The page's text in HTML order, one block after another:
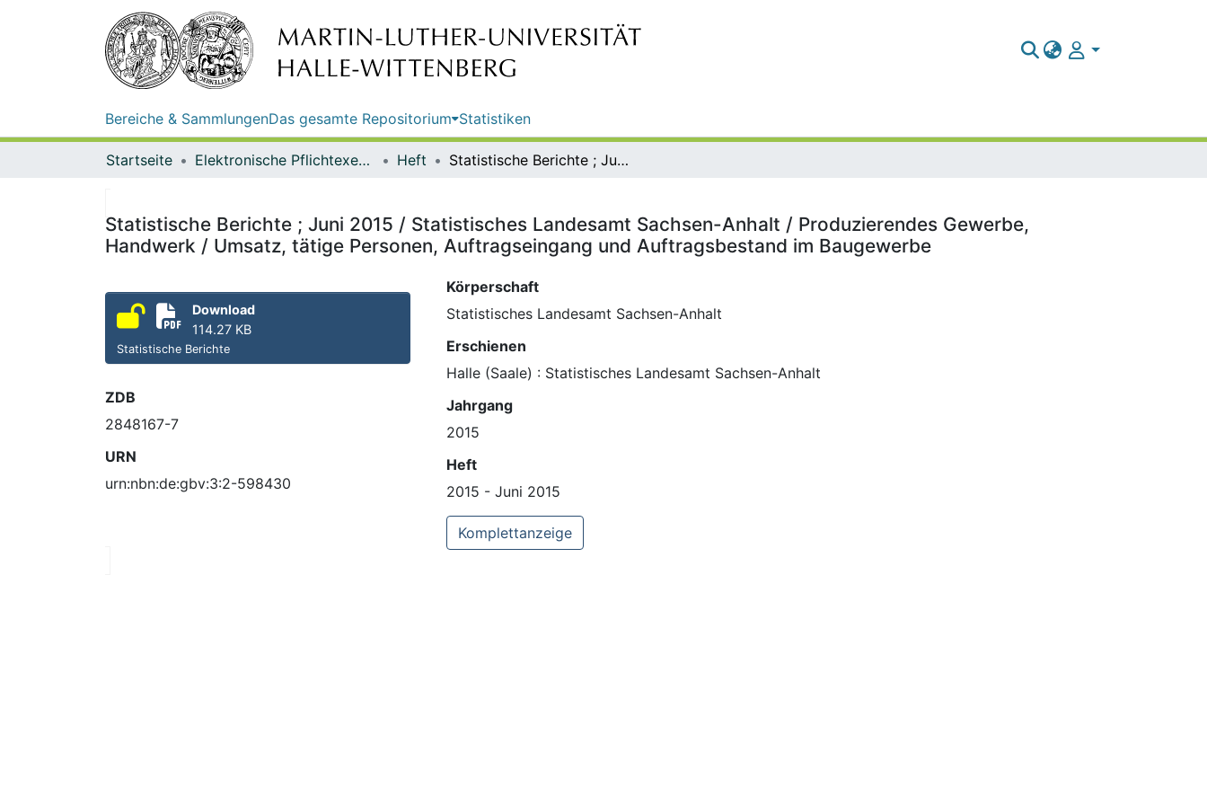
Bereiche & SammlungenDas gesamte Repositorium Statistiken
Startseite Elektronische Pflichtexemplare Heft Statistische Berichte ; Juni 2015 / Statistisches Landesamt Sachsen-Anhalt / Produzierendes Gewerbe, Handwerk / Umsatz, tätige Personen, Auftragseingang und Auftragsbestand im Baugewerbe
Statistische Berichte ; Juni 2015 / Statistisches Landesamt Sachsen-Anhalt / Produzierendes Gewerbe,
Handwerk / Umsatz, tätige Personen, Auftragseingang und Auftragsbestand im Baugewerbe
Download
114.27 KB
Statistische Berichte
ZDB
2848167-7
URN
urn:nbn:de:gbv:3:2-598430
Körperschaft
Statistisches Landesamt Sachsen-Anhalt
Erschienen
Halle (Saale) : Statistisches Landesamt Sachsen-Anhalt
Jahrgang
2015
Heft
2015 - Juni 2015
Komplettanzeige